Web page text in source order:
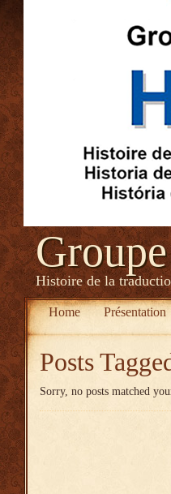
Histoire de la
Home Présentation
Posts
Sorry, no posts matched